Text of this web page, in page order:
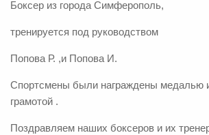
Боксер из города Симферополь,
тренируется под руководством
Попова Р. ,и Попова И.
Спортсмены были награждены медалью
грамотой .
Поздравляем наших боксеров и их